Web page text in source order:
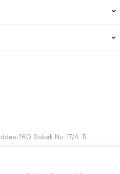
160. Sokak No: 17/A-B